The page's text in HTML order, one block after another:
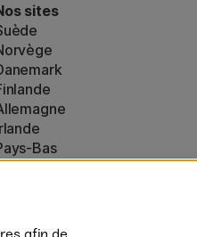
sites
Bas
Uni
Des conditions de livraison